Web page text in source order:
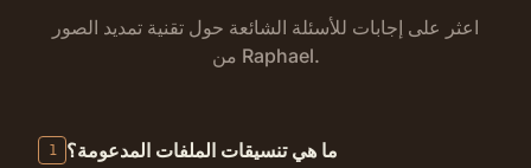
اعثر على إجابات للأسئلة الشائعة حول تقنية تمديد الصور
من Raphael.
1
ما هي تنسيقات الملفات المدعومة؟